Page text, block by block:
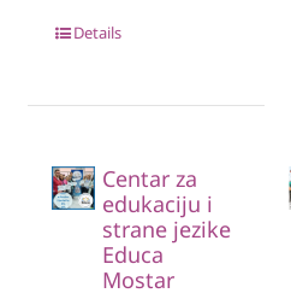
Details
Centar za
edukaciju i
strane jezike
Educa
Mostar